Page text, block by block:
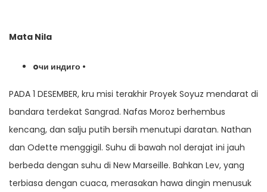
Mata Nila
oчи индиго •
PADA 1 DESEMBER, kru misi terakhir Proyek Soyuz mendarat di
bandara terdekat Sangrad. Nafas Moroz berhembus
kencang, dan salju putih bersih menutupi daratan. Nathan
dan Odette menggigil. Suhu di bawah nol derajat ini jauh
berbeda dengan suhu di New Marseille. Bahkan Lev, yang
terbiasa dengan cuaca, merasakan hawa dingin menusuk